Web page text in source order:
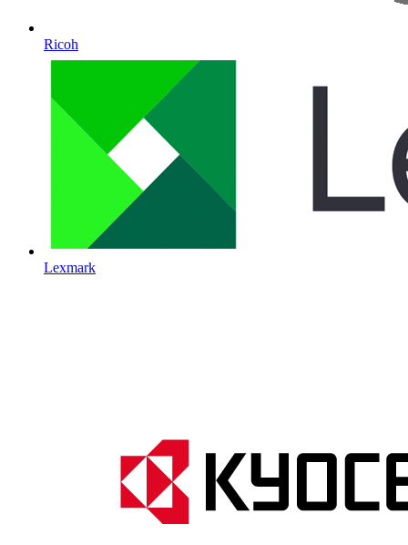
Ricoh
Lexmark